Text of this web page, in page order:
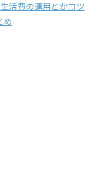
活費の運用とかコツ
め